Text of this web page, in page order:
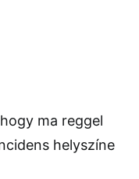
ma reggel
helyszíne